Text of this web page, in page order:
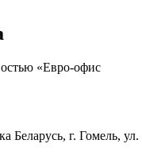
«Евро-офис
Беларусь, г. Гомель, ул.